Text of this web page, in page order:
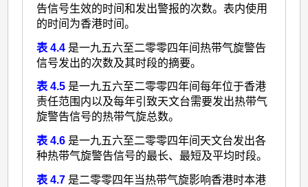
告信号生效的时间和发出警报的次数。表内使用
的时间为香港时间。
表 4.4 是一九五六至二零零四年间热带气旋警告
信号发出的次数及其时段的摘要。
表 4.5 是一九五六至二零零四年间每年位于香港
责任范围内以及每年引致天文台需要发出热带气
旋警告信号的热带气旋总数。
表 4.6 是一九五六至二零零四年间天文台发出各
种热带气旋警告信号的最长、最短及平均时段。
表 4.7 是二零零四年当热带气旋影响香港时本港